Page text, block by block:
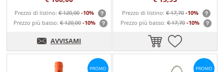
Prezzo di listino:€ 120,00 -10%
Prezzo più basso:€ 120,00 -10%
AVVISAMI
Prezzo di listino:€ 17,70 -10%
Prezzo più basso:€ 17,70 -10%